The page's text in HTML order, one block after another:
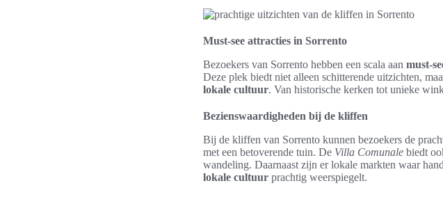
Must-see attracties in Sorrento
Bezoekers van Sorrento hebben een scala aan must-
Deze plek biedt niet alleen schitterende uitzichten,
lokale cultuur. Van historische kerken tot unieke
Bezienswaardigheden bij de kliffen
Bij de kliffen van Sorrento kunnen bezoekers de
met een betoverende tuin. De Villa Comunale biedt
wandeling. Daarnaast zijn er lokale markten waar
lokale cultuur prachtig weerspiegelt.